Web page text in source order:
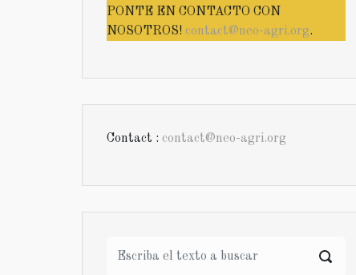
PONTE EN CONTACTO CON
NOSOTROS! contact@neo-agri.org.
Contact : contact@neo-agri.org